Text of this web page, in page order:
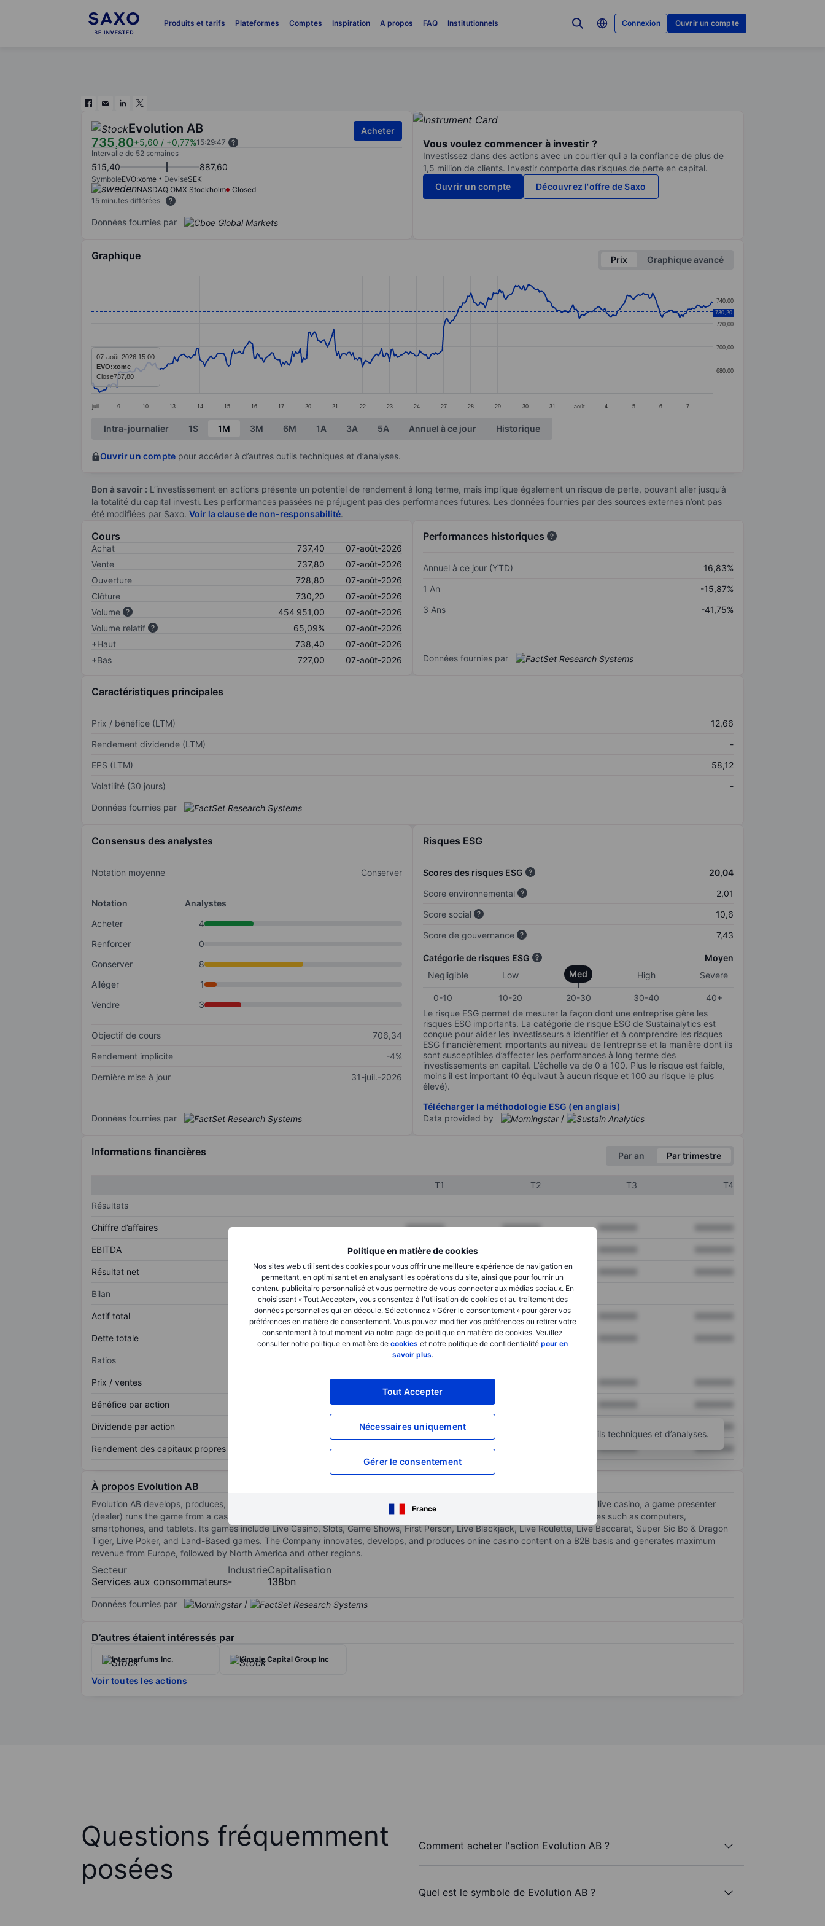
Produits et tarifs Plateformes Comptes Inspiration A propos FAQ Institutionnels Connexion Ouvrir un compte
Politique en matière de cookies
Nos sites web utilisent des cookies pour vous offrir une meilleure expérience de navigation en
permettant, en optimisant et en analysant les opérations du site, ainsi que pour fournir un
contenu publicitaire personnalisé et vous permettre de vous connecter aux médias sociaux. En
choisissant « Tout Accepter», vous consentez à l'utilisation de cookies et au traitement des
données personnelles qui en découle. Sélectionnez « Gérer le consentement » pour gérer vos
préférences en matière de consentement. Vous pouvez modifier vos préférences ou retirer votre
consentement à tout moment via notre page de politique en matière de cookies. Veuillez
consulter notre politique en matière de cookies et notre politique de confidentialité pour en
savoir plus.
Tout Accepter
Nécessaires uniquement
Gérer le consentement
France
Evolution AB
735,80+5,60 / +0,77%15:29:47
Acheter
Intervalle de 52 semaines
515,40 887,60
SymboleEVO:xome DeviseSEK
NASDAQ OMX Stockholm
Closed
15 minutes différées
Données fournies par
Vous voulez commencer à investir ?
Investissez dans des actions avec un courtier qui a la confiance de plus de
1,5 million de clients. Investir comporte des risques de perte en capital.
Ouvrir un compte
Découvrez l'offre de Saxo
Graphique Prix
Graphique avancé
The chart has 1 Y axis displaying values. Data ranges from 660.5 to 753.1.
juil. 9 10 13 14 15 16 17 20 21 22 23 24 27 28 29 30 31 août 4 5 6 7
680,00
700,00
720,00
740,00
730,20
07-août-2026 15:00
EVO:xome
Close737,80
End of interactive chart.
Intra-journalier 1S 1M 3M 6M 1A 3A 5A Annuel à ce jour Historique
Ouvrir un compte pour accéder à d’autres outils techniques et d’analyses.
Bon à savoir : L’investissement en actions présente un potentiel de rendement à long terme, mais implique également un risque de perte, pouvant aller jusqu’à
la totalité du capital investi. Les performances passées ne préjugent pas des performances futures. Les données fournies par des sources externes n’ont pas
été modifiées par Saxo. Voir la clause de non-responsabilité.
Cours
Achat 737,40
07-août-2026
Vente
737,80
07-août-2026
Ouverture
728,80
07-août-2026
Clôture
730,20
07-août-2026
Volume
454 951,00
07-août-2026
Volume relatif
65,09%
07-août-2026
+Haut
738,40
07-août-2026
+Bas
727,00 07-août-2026
Performances historiques
Annuel à ce jour (YTD)
16,83%
1 An
-15,87%
3 Ans
-41,75%
Données fournies par
Caractéristiques principales
Prix / bénéfice (LTM)
12,66
Rendement dividende (LTM)
-
EPS (LTM)
58,12
Volatilité (30 jours)
-
Données fournies par
Consensus des analystes
Notation moyenne Conserver
Notation
Analystes
Acheter
4
Renforcer
0
Conserver
8
Alléger
1
Vendre
3
Objectif de cours
706,34
Rendement implicite
-4%
Dernière mise à jour
31-juil.-2026
Données fournies par
Risques ESG
Scores des risques ESG
20,04
Score environnemental
2,01
Score social
10,6
Score de gouvernance
7,43
Catégorie de risques ESG
Moyen
Negligible
Low Med High Severe
0-10 10-20 20-30 30-40
40+
Le risque ESG permet de mesurer la façon dont une entreprise gère les
risques ESG importants. La catégorie de risque ESG de Sustainalytics est
conçue pour aider les investisseurs à identifier et à comprendre les risques
ESG financièrement importants au niveau de l’entreprise et la manière dont ils
sont susceptibles d’affecter les performances à long terme des
investissements en capital. L’échelle va de 0 à 100. Plus le risque est faible,
moins il est important (0 équivaut à aucun risque et 100 au risque le plus
élevé).
Télécharger la méthodologie ESG (en anglais)
Data provided by
/
Informations financières Par an Par trimestre
T1 T2 T3
T4
Résultats
Chiffre d’affaires XXXXXXX XXXXXXX
EBITDA XXXXXXX
Résultat net XXXXXXX XXXXXXX
Bilan
Actif total XXXXXXX XXXXXXX
Dette totale XXXXXXX XXXXXXX
Ratios
Prix / ventes XXXXXXX
Bénéfice par action XXXXXXX
Dividende par action XXXXXXX
Rendement des capitaux propres XXXXXXX XXXXXXX XXXXXXX
Ouvrir un compte pour accéder à d’autres outils techniques et d’analyses.
À propos Evolution AB
Evolution AB develops, produces, markets, and licenses fully integrated live casino and slots solutions to gaming operators. In live casino, a game presenter
(dealer) runs the game from a casino table, which is followed in real time via a video stream, while players place bets on devices such as computers,
smartphones, and tablets. Its games include Live Casino, Slots, Game Shows, First Person, Live Blackjack, Live Roulette, Live Baccarat, Super Sic Bo & Dragon
Tiger, Live Poker, and Land-Based games. The Company innovates, develops, and produces online casino content on a B2B basis and generates maximum
revenue from Europe, followed by North America and other regions.
Secteur
Services aux consommateurs
Industrie
-
Capitalisation
138bn
Données fournies par /
D’autres étaient intéressés par
Interparfums Inc. Kinsale Capital Group Inc
Voir toutes les actions
Questions fréquemment
posées
Comment acheter l'action Evolution AB ?
Quel est le symbole de Evolution AB ?